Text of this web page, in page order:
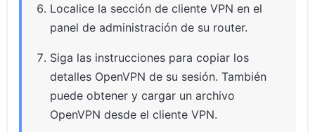
Localice la sección de cliente VPN en el
panel de administración de su router.
Siga las instrucciones para copiar los
detalles OpenVPN de su sesión. También
puede obtener y cargar un archivo
OpenVPN desde el cliente VPN.